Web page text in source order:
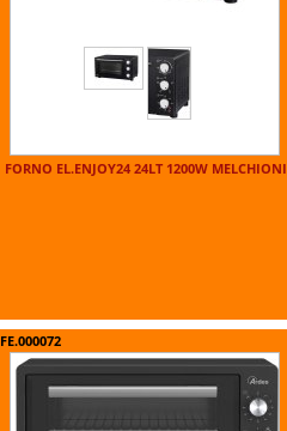
FORNO EL.ENJOY24 24LT 1200W MELCHIONI
FE.000072